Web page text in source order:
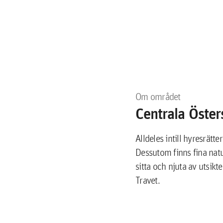
Om området
Centrala
Alldeles intill
Dessutom finns fina
sitta och njuta av
Travet.